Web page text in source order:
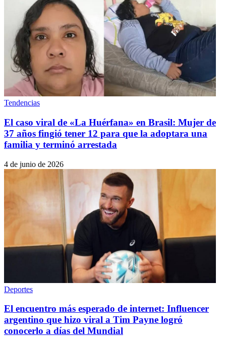
Tendencias
El caso viral de «La Huérfana» en Brasil: Mujer de
37 años fingió tener 12 para que la adoptara una
familia y terminó arrestada
4 de junio de 2026
Deportes
El encuentro más esperado de internet: Influencer
argentino que hizo viral a Tim Payne logró
conocerlo a días del Mundial